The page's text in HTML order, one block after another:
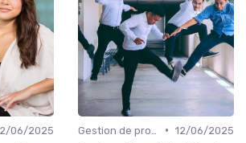
06/2025
• 12/06/2025